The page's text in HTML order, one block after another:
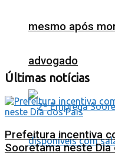
mesmo após
advogado
Últimas notícias
Prefeitura incentiva
Sooretama neste Dia